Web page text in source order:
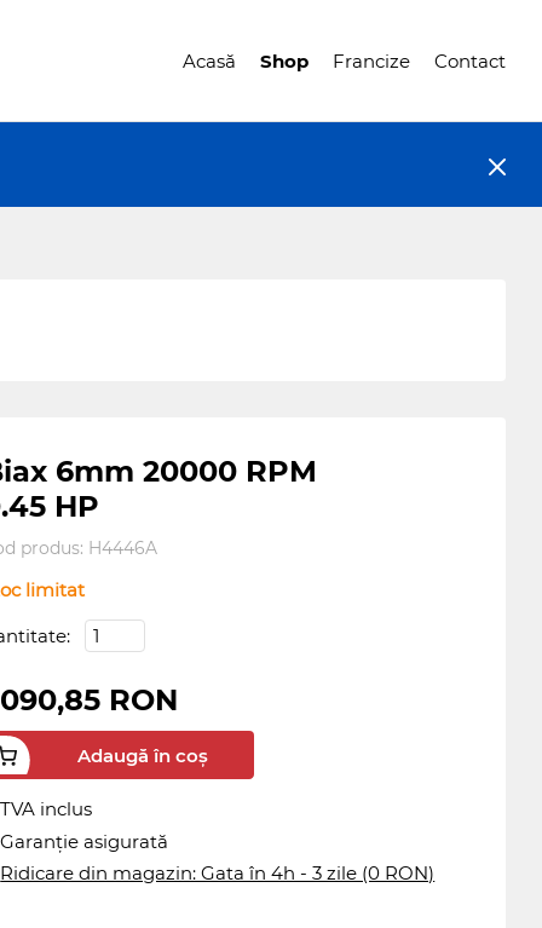
Acasă Shop Francize Contact
6mm 20000 RPM
HP
produs: H4446A
limitat
RON
Adaugă în coș
TVA inclus
Garanție asigurată
Ridicare din magazin: Gata în 4h - 3 zile (0 RON)